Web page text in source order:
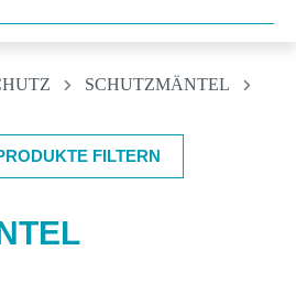
SCHUTZMÄNTEL
FILTERN